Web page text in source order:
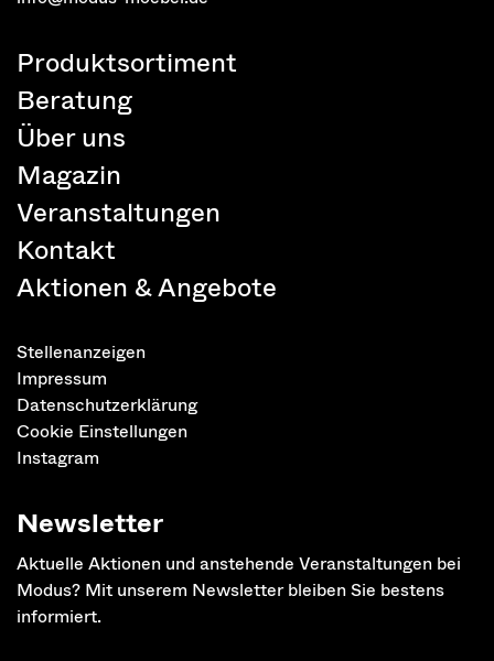
Produktsortiment
Beratung
Über uns
Magazin
Veranstaltungen
Kontakt
Aktionen & Angebote
Stellenanzeigen
Impressum
Datenschutzerklärung
Cookie Einstellungen
Instagram
Newsletter
Aktuelle Aktionen und anstehende Veranstaltungen bei
Modus? Mit unserem Newsletter bleiben Sie bestens
informiert.